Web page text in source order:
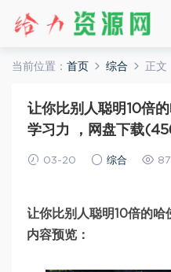
当前位置： 首页 综合 正文
让你比别人聪明10倍
学习力 ，网盘下载
03-20 综合
让你比别人聪明10倍的
内容预览：